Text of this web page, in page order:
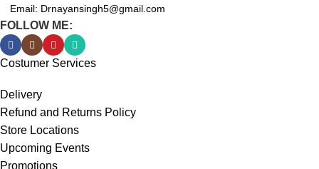
Email: Drnayansingh5@gmail.com
FOLLOW ME:
Costumer Services
Delivery
Refund and Returns Policy
Store Locations
Upcoming Events
Promotions